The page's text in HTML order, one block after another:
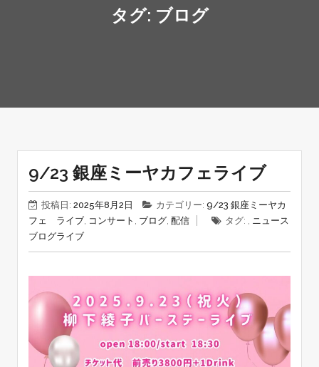
タグ: ブログ
9/23 銀座ミーヤカフェライブ
投稿日: 2025年8月2日 カテゴリー: 9/23 銀座ミーヤカ
フェ ライブ, コンサート , ブログ, 配信 タグ: , ニュース
ブログライブ